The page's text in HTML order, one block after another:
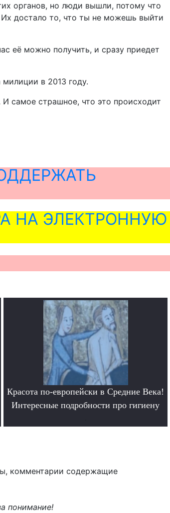
органов, но люди вышли, потому что
Их достало то, что ты не можешь выйти
её можно получить, и сразу приедет
в 2013 году.
И самое страшное, что это происходит
НА ЭЛЕКТРОННУЮ
Красота по-европейски в Средние Века!
Интересные подробности про гигиену
комментарии содержащие
понимание!